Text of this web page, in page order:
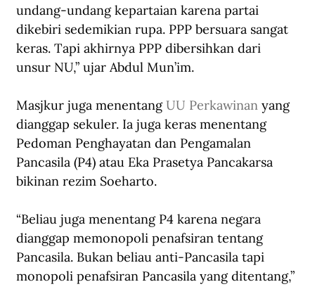
undang-undang kepartaian karena partai
dikebiri sedemikian rupa. PPP bersuara sangat
keras. Tapi akhirnya PPP dibersihkan dari
unsur NU,” ujar Abdul Mun’im.
Masjkur juga menentang UU Perkawinan yang
dianggap sekuler. Ia juga keras menentang
Pedoman Penghayatan dan Pengamalan
Pancasila (P4) atau Eka Prasetya Pancakarsa
bikinan rezim Soeharto.
“Beliau juga menentang P4 karena negara
dianggap memonopoli penafsiran tentang
Pancasila. Bukan beliau anti-Pancasila tapi
monopoli penafsiran Pancasila yang ditentang,”